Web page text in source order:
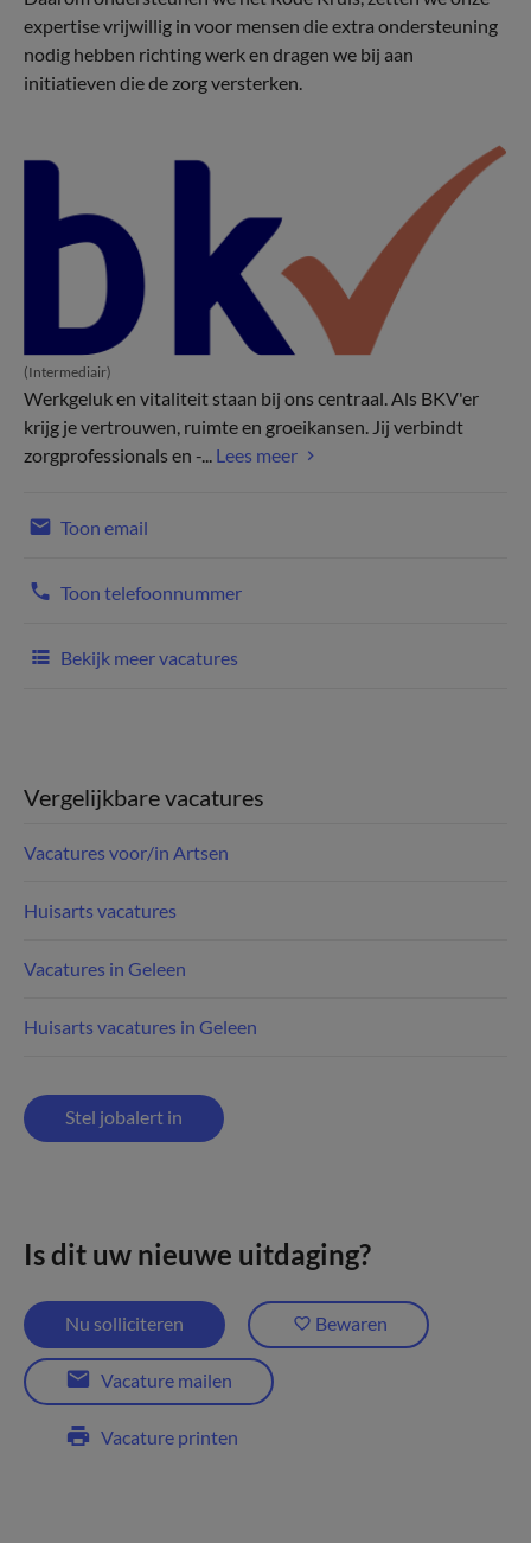
expertise vrijwillig in voor mensen die extra ondersteuning
nodig hebben richting werk en dragen we bij aan
initiatieven die de zorg versterken.
(Intermediair)
Werkgeluk en vitaliteit staan bij ons centraal. Als BKV'er
krijg je vertrouwen, ruimte en groeikansen. Jij verbindt
zorgprofessionals en -... Lees meer
Toon email
Toon telefoonnummer
Bekijk meer vacatures
Vergelijkbare vacatures
Vacatures voor/in Artsen
Huisarts vacatures
Vacatures in Geleen
Huisarts vacatures in Geleen
Stel jobalert in
Is dit uw nieuwe uitdaging?
Nu solliciteren Bewaren
Vacature mailen
Vacature printen